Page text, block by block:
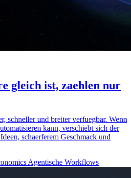
gleich ist, zaehlen nur
schneller und breiter verfuegbar. Wenn
kann, verschiebt sich der
schaerferem Geschmack und
Agentische Workflows